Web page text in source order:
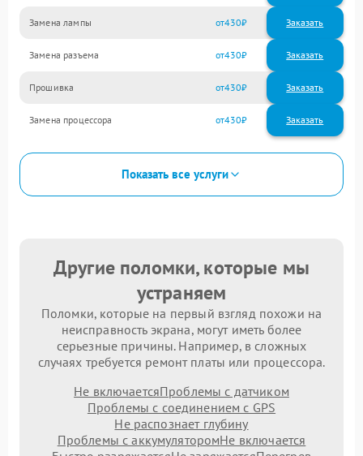
Замена лампы 430
Замена разъема 430
Прошивка 430
Замена процессора 430
Показать все услуги
Другие поломки, которые мы
устраняем
Поломки, которые на первый взгляд похожи на
неисправность экрана, могут иметь более
серьезные причины. Например, в сложных
случаях требуется ремонт платы или процессора.
Не включаетсяПроблемы с датчиком
Проблемы с соединением с GPS
Не распознает глубину
Проблемы с аккумуляторомНе включается